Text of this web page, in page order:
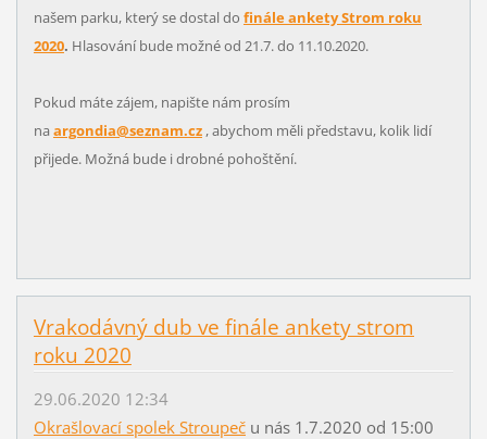
našem parku, který se dostal do finále ankety Strom roku
2020. Hlasování bude možné od 21.7. do 11.10.2020.
Pokud máte zájem, napište nám prosím
na argondia@seznam.cz, abychom měli představu, kolik lidí
přijede. Možná bude i drobné pohoštění.
Vrakodávný dub ve finále ankety strom
roku 2020
29.06.2020 12:34
Okrašlovací spolek Stroupeču nás 1.7.2020 od 15:00